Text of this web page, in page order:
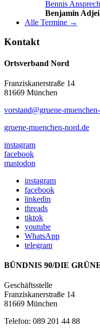
Bennis
Benjamin
Alle Termine →
Kontakt
Ortsverband Nord
Franziskanerstraße 14
81669 München
vorstand@gruene-
gruene-muenchen-nord.de
instagram
facebook
mastodon
instagram
facebook
linkedin
threads
tiktok
youtube
WhatsApp
telegram
BÜNDNIS 90/DIE
Geschäftsstelle
Franziskanerstraße 14
81669 München
Telefon: 089 201 44 88